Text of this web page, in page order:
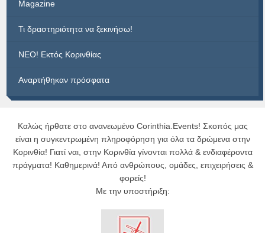
Magazine
Τι δραστηριότητα να ξεκινήσω!
ΝΕΟ! Εκτός Κορινθίας
Αναρτήθηκαν πρόσφατα
Καλώς ήρθατε στο ανανεωμένο Corinthia.Events! Σκοπός μας
είναι η συγκεντρωμένη πληροφόρηση για όλα τα δρώμενα στην
Κορινθία! Γιατί ναι, στην Κορινθία γίνονται πολλά & ενδιαφέροντα
πράγματα! Καθημερινά! Από ανθρώπους, ομάδες, επιχειρήσεις &
φορείς!
Με την υποστήριξη: